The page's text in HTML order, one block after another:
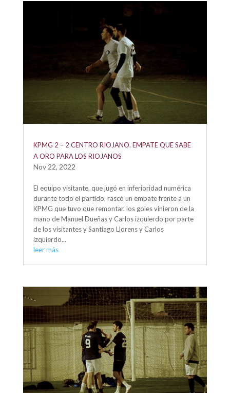
KPMG 2 – 2 CENTRO RIOJANO. EMPATE QUE SABE
A ORO PARA LOS RIOJANOS
Nov 22, 2022
El equipo visitante, que jugó en inferioridad numérica
durante todo el partido, rascó un empate frente a un
KPMG que tuvo que remontar. los goles vinieron de la
mano de Manuel Dueñas y Carlos izquierdo por parte
de los visitantes y Santiago Llorens y Carlos
izquierdo...
leer más